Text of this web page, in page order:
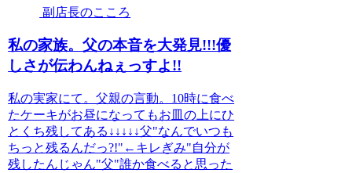
副店長のこころ
私の家族。父の本音を大発見!!!優
しさが伝わんねぇっすよ!!
私の実家にて。父親の言動。10時に食べ
たケーキがお昼になってもお皿の上にひ
とくち残してある↓↓↓↓↓父"なんでいつも
ちっと残るんだっ?!"←キレぎみ"自分が
残したんじゃん"父"誰か食べると思った